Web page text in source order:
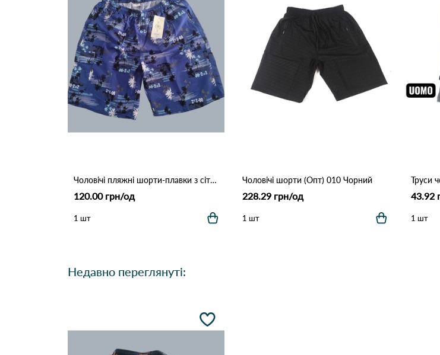
Чоловічі пляжні шорти-плавки з сіткою "Tropical Palm" (Опт) 006 Синій
120.00 грн/од
1 шт
Чоловічі шорти (Опт) 010 Чорний
228.29 грн/од
1 шт
43.92
1 шт
Недавно переглянуті: